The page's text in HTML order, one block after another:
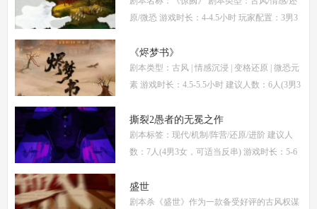
原/微恐 游戏时长：4-4.5小时 玩家配置：3男3
体验测评内容，复盘答案仅需2步： (1)关注微
信公
《烬梦书》
剧本类型：古风 | 情感沉浸 | 变格还原 | 微恐元
素 游戏时长：4.5-5.5小时 建议人数：6人(3男3
风故事、情感细腻、偏好剧情还原的玩家 《烬
梦
撕裂2愚者的无冕之作
剧本标签：现代/机制/阵营/还原/进阶 建议人
数：7人(4男3女，可适当反串) 游戏时长：5-6
《撕裂2愚者的无冕之作》玩家点评关键词：
机制
盛世
剧本杀《盛世》作为一款备受好评的古风权谋